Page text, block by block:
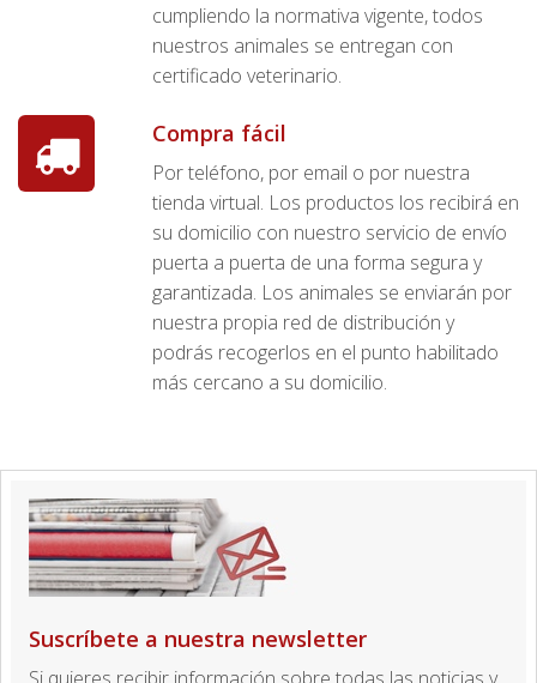
cumpliendo la normativa vigente, todos
nuestros animales se entregan con
certificado veterinario.
Compra fácil
Por teléfono, por email o por nuestra
tienda virtual. Los productos los recibirá en
su domicilio con nuestro servicio de envío
puerta a puerta de una forma segura y
garantizada. Los animales se enviarán por
nuestra propia red de distribución y
podrás recogerlos en el punto habilitado
más cercano a su domicilio.
Suscríbete a nuestra newsletter